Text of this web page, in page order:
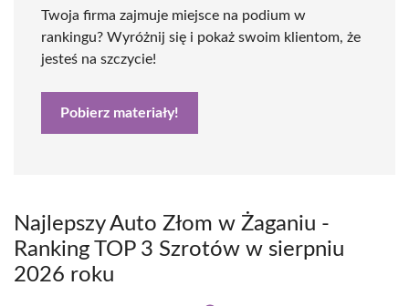
Twoja firma zajmuje miejsce na podium w
rankingu? Wyróżnij się i pokaż swoim klientom, że
jesteś na szczycie!
Pobierz materiały!
Najlepszy Auto Złom w Żaganiu -
Ranking TOP 3 Szrotów w sierpniu
2026 roku